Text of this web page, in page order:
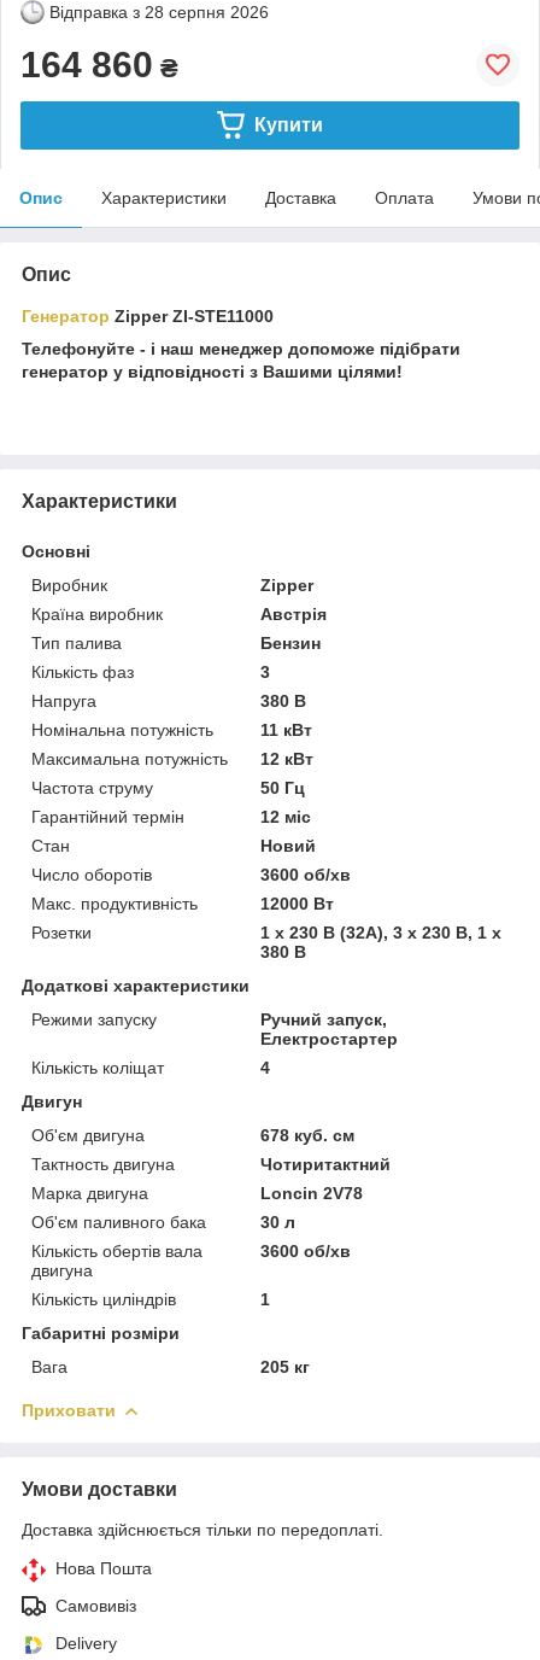
Відправка з 28 серпня 2026
164 860 ₴
Купити
Опис Характеристики Доставка Оплата Умови
Опис
Генератор Zipper ZI-STE11000
Телефонуйте - і наш менеджер допоможе підібрати
генератор у відповідності з Вашими цілями!
Характеристики
Основні
Виробник
Zipper
Країна виробник
Австрія
Тип палива
Бензин
Кількість фаз
3
Напруга
380 В
Номінальна потужність
11 кВт
Максимальна потужність
12 кВт
Частота струму
50 Гц
Гарантійний термін
12 міс
Стан
Новий
Число оборотів
3600 об/хв
Макс. продуктивність
12000 Вт
Розетки
1 х 230 В (32А), 3 х 230 В, 1 х
380 В
Додаткові характеристики
Режими запуску
Ручний запуск,
Електростартер
Кількість коліщат
4
Двигун
Об'єм двигуна
678 куб. см
Тактность двигуна
Чотиритактний
Марка двигуна
Loncin 2V78
Об'єм паливного бака
30 л
Кількість обертів вала
двигуна
3600 об/хв
Кількість циліндрів
1
Габаритні розміри
Вага
205 кг
Приховати
Умови доставки
Доставка здійснюється тільки по передоплаті.
Нова Пошта
Самовивіз
Delivery